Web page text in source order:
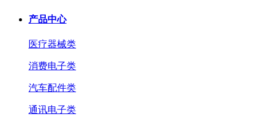
产品中心
医疗器械类
消费电子类
汽车配件类
通讯电子类